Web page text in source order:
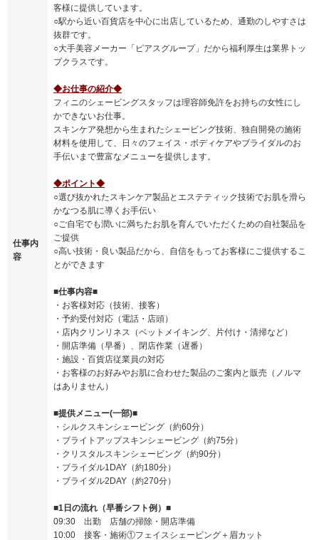
仕事内
容
客様に提供しています。
○駅から近い百貨店を中心に出店しているため、通勤のしやすさは
抜群です。
○大手美容メーカー「ピアスグループ」だから福利厚生は業界トッ
プクラスです。
◆お仕事の紹介◆
フィニのシェービングスタッフは理容師免許をお持ちの女性にし
かできないお仕事。
スキンケア発想から生まれたシェービング技術、独自開発の施術
材料を使用して、日々のフェイス・ボディケアやブライダルのお
手伝いまで豊富なメニューを提供します。
◆ポイント◆
○選び抜かれたスキンケア製品とエステティック技術でお肌を滑ら
かなつる肌に導くお手伝い
○ご自宅でも潤いに満ちたお肌を育んでいただくための自社製品を
ご提供
○高い技術・良い製品だから、自信をもってお客様にご提供するこ
とができます
■仕事内容■
・お客様対応（技術、接客）
・予約受付対応（電話・店頭）
・店内クリンリネス（ベットメイキング、片付け・清掃など）
・開店準備（早番）、閉店作業（遅番）
・施設・百貨店従業員の対応
・お客様のお好みやお肌に合わせた製品のご案内と販売（ノルマ
はありません）
■提供メニュー(一部)■
・シルクスキンシェービング（約60分）
・ブライトアップスキンシェービング（約75分）
・クリスタルスキンシェービング（約90分）
・ブライダル1DAY（約180分）
・ブライダル2DAY（約270分）
■1日の流れ（早番シフト例）■
09:30 出勤 店舗の掃除・開店準備
10:00 接客・施術①フェイスシェービング＋眉カット